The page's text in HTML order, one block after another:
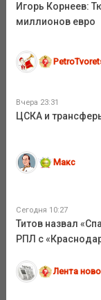
Игорь Корнеев:
миллионов евро
Вчера 23:31
ЦСКА и
Макс
Сегодня 10:27
Титов назвал
РПЛ с
Лента